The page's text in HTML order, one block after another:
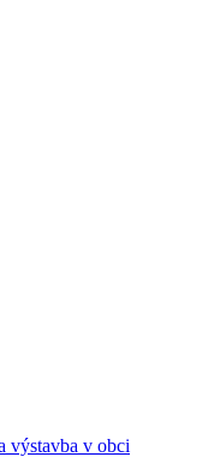
výstavba v obci